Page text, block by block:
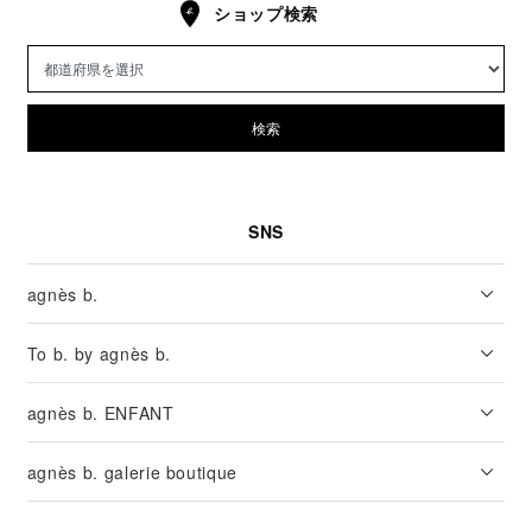
ショップ検索
検索
SNS
agnès b.
To b. by agnès b.
agnès b. ENFANT
agnès b. galerie boutique